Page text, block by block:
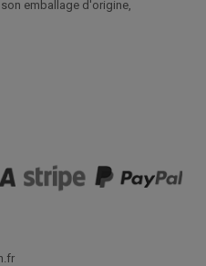
emballage d'origine,